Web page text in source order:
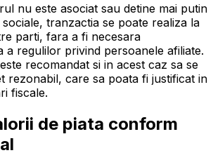
nu este asociat sau detine mai putin
tranzactia se poate realiza la
parti, fara a fi necesara
a regulilor privind persoanele afiliate.
recomandat si in acest caz sa se
rezonabil, care sa poata fi justificat in
fiscale.
de piata conform